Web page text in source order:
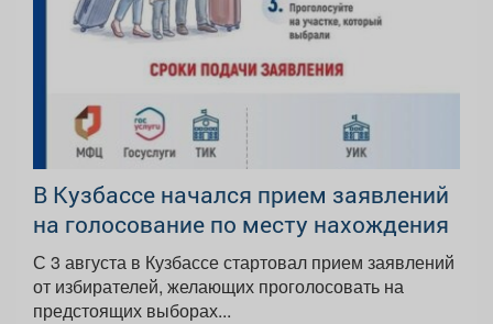
В Кузбассе начался прием заявлений
на голосование по месту нахождения
С 3 августа в Кузбассе стартовал прием заявлений
от избирателей, желающих проголосовать на
предстоящих выборах...